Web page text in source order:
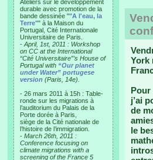
Ateliers sur le développement
durable avec promotion de la
bande dessinée ""A l'eau, la
Terre"" à la Maison du
Portugal, Cité Internationale
Universitaire de Paris.
- April, 1st, 2011 : Workshop
on CC at the International
“Cité Universitaire”’s House of
Portugal with “Our planet
under Water” portugese
version (Paris, 14e).
- 26 mars 2011 à 15h : Table-
ronde sur les migrations à
l’auditorium du Palais de la
Porte dorée à Paris,
siège de la Cité nationale de
l’histoire de l’immigration.
- March 26th, 2011 :
Conference focusing on
climate migrations with a
screening of the France 5
York
Pour
j’ai
de
le